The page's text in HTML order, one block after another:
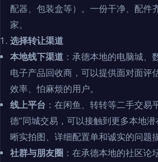
配器、包装盒等）。一份干净、配件
家。
选择转让渠道
本地线下渠道 ：承德本地的电脑城、
电子产品回收商，可以提供面对面评
效率、怕麻烦的用户。
线上平台 ：在闲鱼、转转等二手交易
德”同城交易，可以接触到更多本地
晰实拍图、详细配置单和诚实的问题
社群与朋友圈 ：在承德本地的社区论